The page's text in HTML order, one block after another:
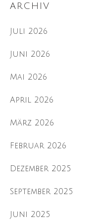
ARCHIV
Juli 2026
Juni 2026
Mai 2026
April 2026
März 2026
Februar 2026
Dezember 2025
September 2025
Juni 2025